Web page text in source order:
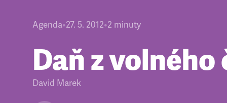
Agenda•27. 5. 2012•2 minuty
Daň z volného
David Marek